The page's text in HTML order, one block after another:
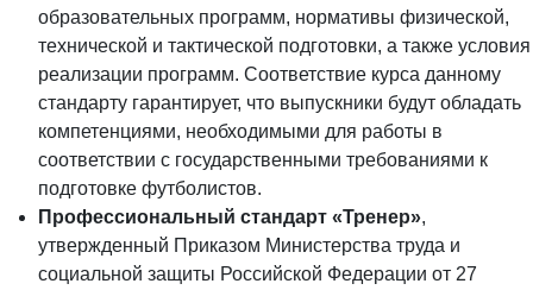
образовательных программ, нормативы физической,
технической и тактической подготовки, а также условия
реализации программ. Соответствие курса данному
стандарту гарантирует, что выпускники будут обладать
компетенциями, необходимыми для работы в
соответствии с государственными требованиями к
подготовке футболистов.
Профессиональный стандарт «Тренер»,
утвержденный Приказом Министерства труда и
социальной защиты Российской Федерации от 27